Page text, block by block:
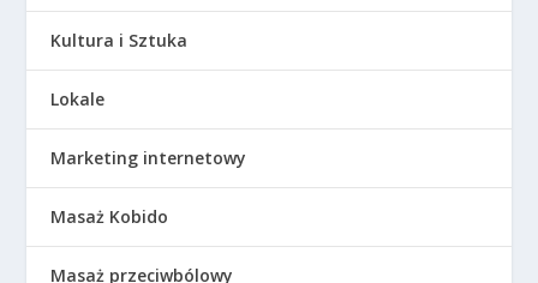
Kultura i Sztuka
Lokale
Marketing internetowy
Masaż Kobido
Masaż przeciwbólowy